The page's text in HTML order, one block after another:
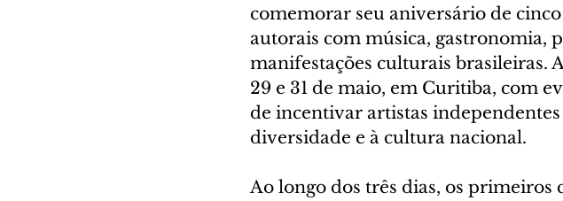
comemorar seu aniversário de
autorais com música, gastronomia,
manifestações culturais brasileiras.
29 e 31 de maio, em Curitiba, com
de incentivar artistas
diversidade e à cultura nacional.
Ao longo dos três dias, os primeiros